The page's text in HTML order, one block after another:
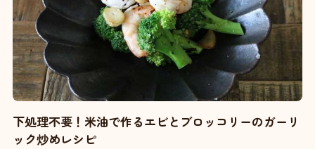
下処理不要！米油で作るエビとブロッコリーのガーリ
ック炒めレシピ